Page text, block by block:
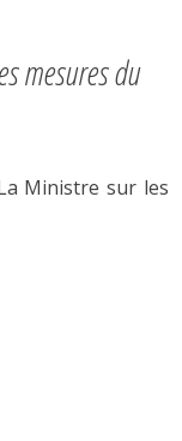
mesures du
Ministre sur les